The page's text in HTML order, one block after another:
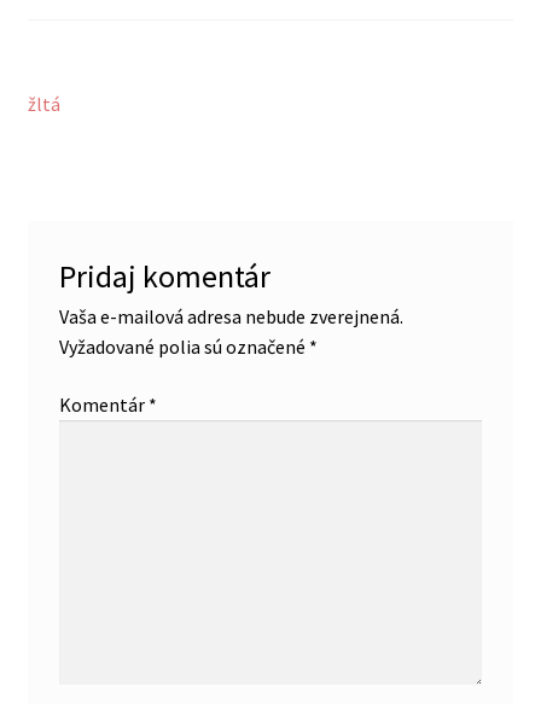
MAŠLIČKY NA KOČÍK
Navigácia
Predchádzajúci
žltá
Pridaj komentár
Vaša e-mailová adresa nebude zverejnená.
Vyžadované polia sú označené *
Komentár *